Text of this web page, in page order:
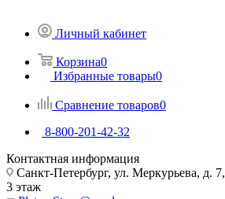
Личный кабинет
Корзина0
Избранные товары0
Сравнение товаров0
8-800-201-42-32
Контактная информация
Санкт-Петербург, ул. Меркурьева, д. 7,
3 этаж